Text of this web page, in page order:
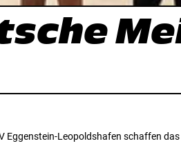
Eggenstein-Leopoldshafen schaffen das